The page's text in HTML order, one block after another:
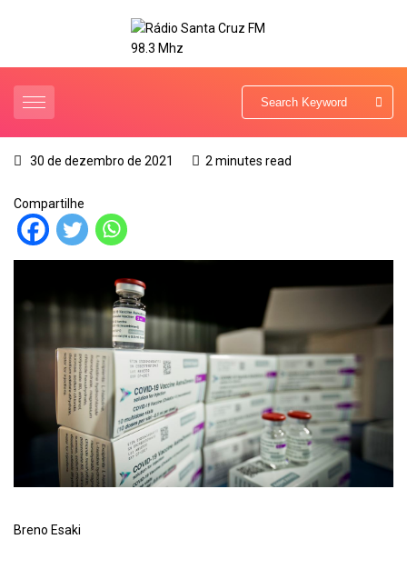
30 de dezembro de 2021 2 minutes read
Compartilhe
Breno Esaki